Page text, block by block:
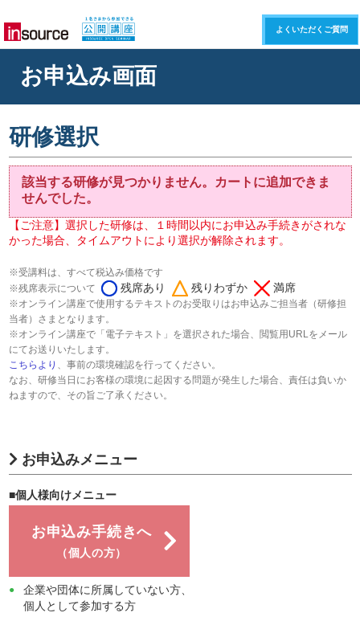
よくいただくご質問
お申込み画面
研修選択
該当する研修が見つかりません。カートに追加できま
せんでした。
【ご注意】選択した研修は、１時間以内にお申込み手続きがされな
かった場合、タイムアウトにより選択が解除されます。
※受講料は、すべて税込み価格です
※残席表示について
残席あり 残りわずか 満席
※オンライン講座で使用するテキストのお受取りはお申込みご担当者（研修担
当者）さまとなります。
※オンライン講座で「電子テキスト」を選択された場合、閲覧用URLをメール
にてお送りいたします。
こちらより 、事前の環境確認を行ってください。
なお、研修当日にお客様の環境に起因する問題が発生した場合、責任は負いか
ねますので、その旨ご了承ください。
お申込みメニュー
■個人様向けメニュー
お申込み手続きへ
（個人の方）
企業や団体に所属していない方、
個人として参加する方